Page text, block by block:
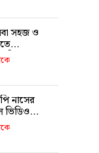
সহজ ও
নাসের
ভিডিও
সাভার